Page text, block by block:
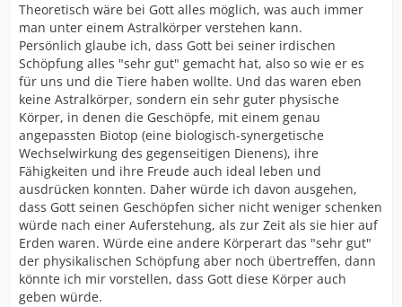
Theoretisch wäre bei Gott alles möglich, was auch immer
man unter einem Astralkörper verstehen kann.
Persönlich glaube ich, dass Gott bei seiner irdischen
Schöpfung alles "sehr gut" gemacht hat, also so wie er es
für uns und die Tiere haben wollte. Und das waren eben
keine Astralkörper, sondern ein sehr guter physische
Körper, in denen die Geschöpfe, mit einem genau
angepassten Biotop (eine biologisch-synergetische
Wechselwirkung des gegenseitigen Dienens), ihre
Fähigkeiten und ihre Freude auch ideal leben und
ausdrücken konnten. Daher würde ich davon ausgehen,
dass Gott seinen Geschöpfen sicher nicht weniger schenken
würde nach einer Auferstehung, als zur Zeit als sie hier auf
Erden waren. Würde eine andere Körperart das "sehr gut"
der physikalischen Schöpfung aber noch übertreffen, dann
könnte ich mir vorstellen, dass Gott diese Körper auch
geben würde.